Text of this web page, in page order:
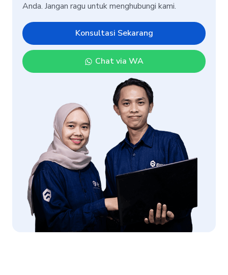
Anda. Jangan ragu untuk menghubungi kami.
Konsultasi Sekarang
Chat via WA